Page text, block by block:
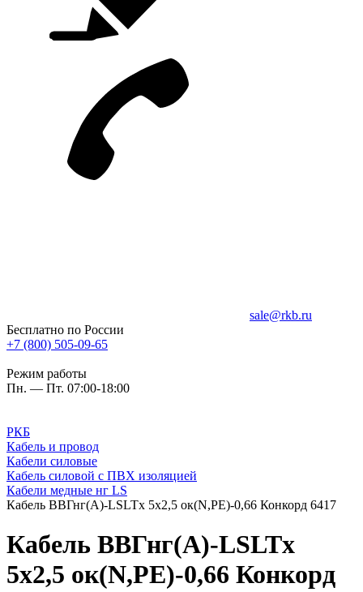
sale@rkb.ru
Бесплатно по России
+7 (800) 505-09-65
Режим работы
Пн. — Пт. 07:00-18:00
РКБ
Кабель и провод
Кабели силовые
Кабель силовой с ПВХ изоляцией
Кабели медные нг LS
Кабель ВВГнг(A)-LSLTx 5х2,5 ок(N,PE)-0,66 Конкорд 6417
Кабель ВВГнг(A)-LSLTx
5х2,5 ок(N,PE)-0,66 Конкорд